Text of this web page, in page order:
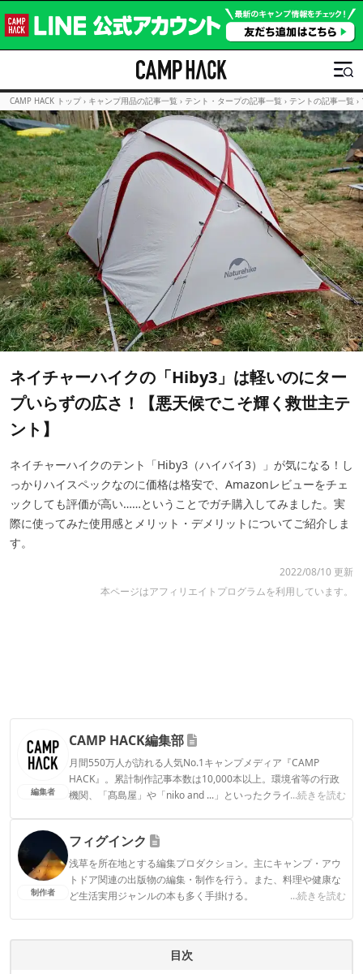
CAMP HACK トップ › キャンプ用品の記事一覧 › テント・タープの記事一覧 › テントの記事一覧 ›
ネイチャーハイクの「Hiby3」は軽いのにター
プいらずの広さ！【悪天候でこそ輝く救世主テ
ント】
ネイチャーハイクのテント「Hiby3（ハイバイ3）」が気になる！し
っかりハイスペックなのに価格は格安で、Amazonレビューをチェ
ックしても評価が高い……ということでガチ購入してみました。実
際に使ってみた使用感とメリット・デメリットについてご紹介しま
す。
2022/08/10 更新
本ページはアフィリエイトプログラムを利用しています。
編集者
CAMP HACK編集部
月間550万人が訪れる人気No.1キャンプメディア『CAMP
HACK』。累計制作記事本数は10,000本以上。環境省等の行政
機関、「髙島屋」や「niko and ...」といったクライアントとの
...続きを読む
CAMP HACK編集部のプロフィール
制作者
フィグインク
浅草を所在地とする編集プロダクション。主にキャンプ・アウ
トドア関連の出版物の編集・制作を行う。また、料理や健康な
ど生活実用ジャンルの本も多く手掛ける。
...続きを読む
フィグインクのプロフィール
目次